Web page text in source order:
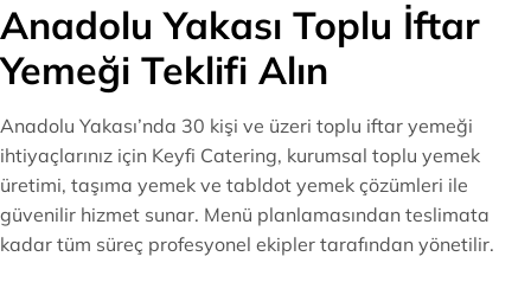
Anadolu Yakası Toplu İftar
Yemeği Teklifi Alın
Anadolu Yakası’nda 30 kişi ve üzeri toplu iftar yemeği
ihtiyaçlarınız için Keyfi Catering, kurumsal toplu yemek
üretimi, taşıma yemek ve tabldot yemek çözümleri ile
güvenilir hizmet sunar. Menü planlamasından teslimata
kadar tüm süreç profesyonel ekipler tarafından yönetilir.